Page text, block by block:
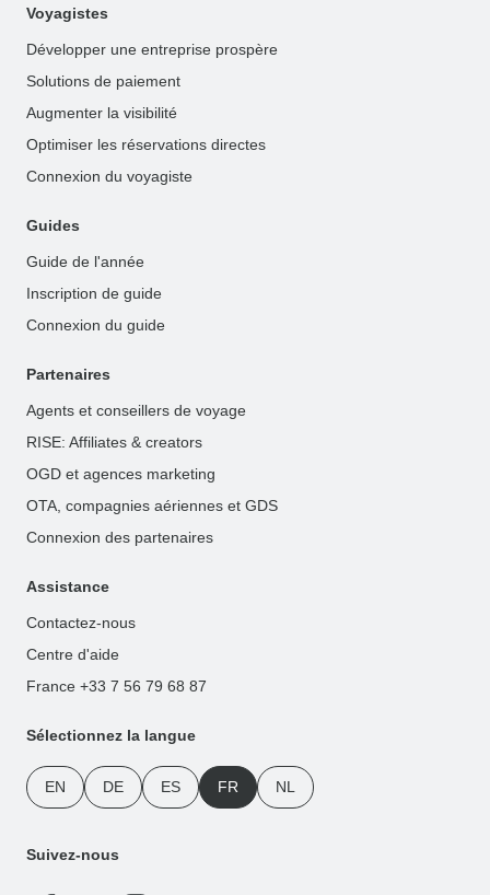
Voyagistes
Développer une entreprise prospère
Solutions de paiement
Augmenter la visibilité
Optimiser les réservations directes
Connexion du voyagiste
Guides
Guide de l'année
Inscription de guide
Connexion du guide
Partenaires
Agents et conseillers de voyage
RISE: Affiliates & creators
OGD et agences marketing
OTA, compagnies aériennes et GDS
Connexion des partenaires
Assistance
Contactez-nous
Centre d'aide
France +33 7 56 79 68 87
Sélectionnez la langue
EN DE ES FR NL
Suivez-nous